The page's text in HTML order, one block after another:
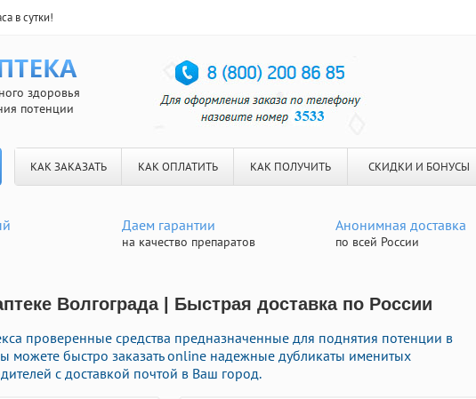
в сутки!
здоровья
потенции
КАК ЗАКАЗАТЬ КАК ОПЛАТИТЬ КАК ПОЛУЧИТЬ СКИДКИ И БОНУСЫ
Даем гарантии
на качество препаратов
Анонимная доставка
по всей России
Волгограда | Быстрая доставка по России
проверенные средства предназначенные для поднятия потенции в
можете быстро заказать online надежные дубликаты именитых
с доставкой почтой в Ваш город.